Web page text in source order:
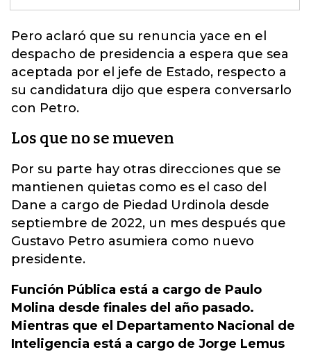
Pero aclaró que su renuncia yace en el
despacho de presidencia a espera que sea
aceptada por el jefe de Estado, respecto a
su candidatura dijo que espera conversarlo
con Petro.
Los que no se mueven
Por su parte hay otras direcciones que se
mantienen quietas como es el caso del
Dane a cargo de Piedad Urdinola desde
septiembre de 2022, un mes después que
Gustavo Petro asumiera como nuevo
presidente.
Función Pública está a cargo de Paulo
Molina desde finales del año pasado.
Mientras que el Departamento Nacional de
Inteligencia está a cargo de Jorge Lemus